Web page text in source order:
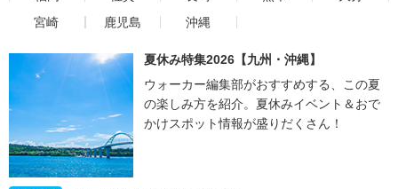
宮崎
鹿児島 沖縄
夏休み特集2026【九州・沖縄】
ウォーカー編集部がおすすめする、この夏
の楽しみ方を紹介。夏休みイベント＆おで
かけスポット情報が盛りだくさん！